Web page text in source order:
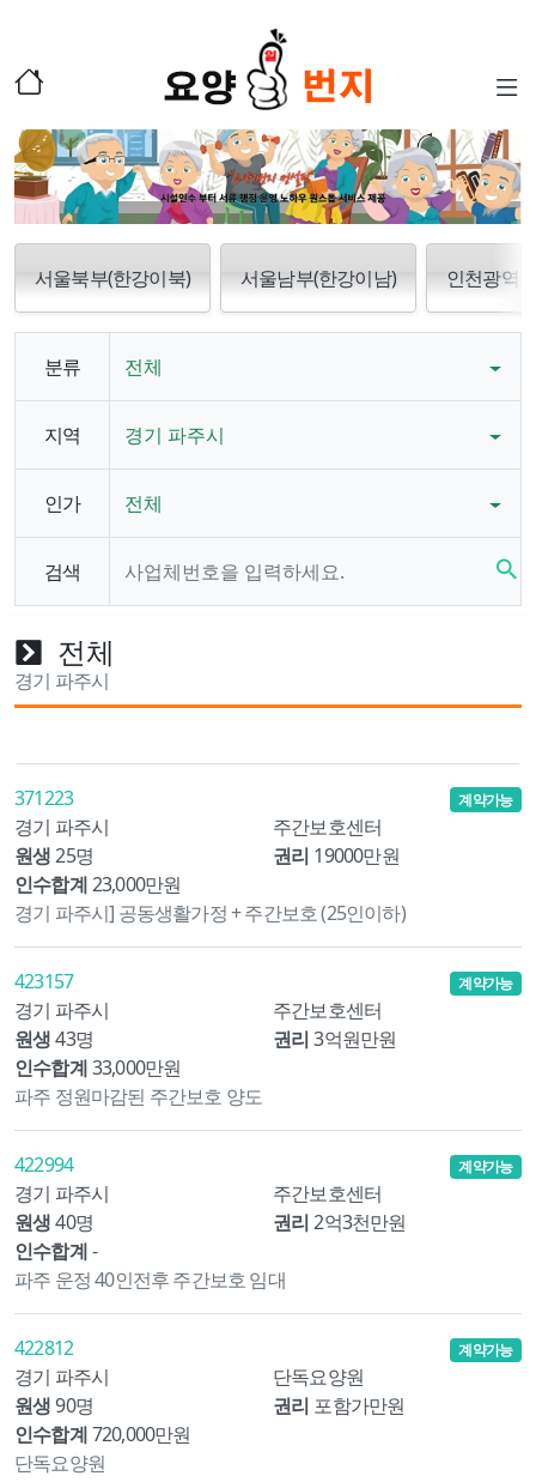
서울북부(한강이북) 서울남부(한강이남) 인천광역시
분류 전체
지역 경기 파주시
인가 전체
검색 search
전체
경기 파주시
371223
경기 파주시
주간보호센터
원생 25명 권리 19000만원
인수합계23,000만원
계약가능
경기 파주시] 공동생활가정 + 주간보호 (25인이하)
423157
경기 파주시
주간보호센터
원생 43명 권리 3억원만원
인수합계33,000만원
계약가능
파주 정원마감된 주간보호 양도
422994
경기 파주시
주간보호센터
원생 40명 권리 2억3천만원
인수합계-
계약가능
파주 운정 40인전후 주간보호 임대
422812
경기 파주시
단독요양원
원생 90명 권리 포함가만원
인수합계720,000만원
계약가능
단독요양원